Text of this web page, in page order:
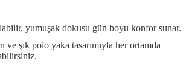
yumuşak dokusu gün boyu konfor sunar.
ve şık polo yaka tasarımıyla her ortamda